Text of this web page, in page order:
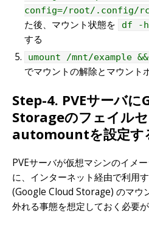
config=/root/.config/
た後、マウント状態を
df -h
する
umount /mnt/example
でマウントの解除とマウント
Step-4. PVEサーバ
Storageのフェイル
automountを設定す
PVEサーバが仮想マシンのイメ
に、インターネット経由で利用
(Google Cloud Storage) のマウ
外れる事態を想定しておく必要